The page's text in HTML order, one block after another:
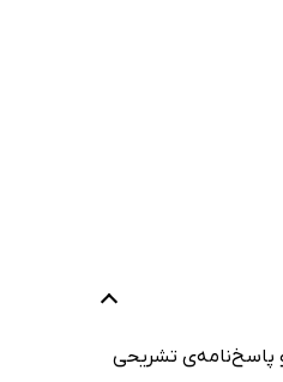
پاسخ‌نامه‌ی تشریحی